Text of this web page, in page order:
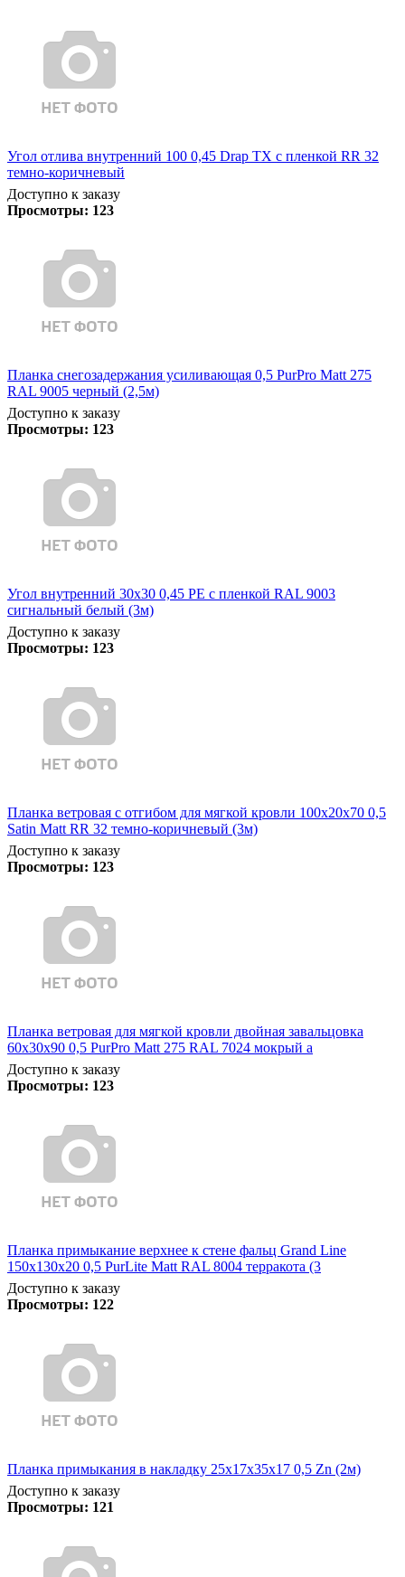
Угол отлива внутренний 100 0,45 Drap TX с пленкой RR 32
темно-коричневый
Доступно к заказу
Просмотры: 123
Планка снегозадержания усиливающая 0,5 PurPro Matt 275
RAL 9005 черный (2,5м)
Доступно к заказу
Просмотры: 123
Угол внутренний 30х30 0,45 PE с пленкой RAL 9003
сигнальный белый (3м)
Доступно к заказу
Просмотры: 123
Планка ветровая с отгибом для мягкой кровли 100х20х70 0,5
Satin Matt RR 32 темно-коричневый (3м)
Доступно к заказу
Просмотры: 123
Планка ветровая для мягкой кровли двойная завальцовка
60х30х90 0,5 PurPro Matt 275 RAL 7024 мокрый а
Доступно к заказу
Просмотры: 123
Планка примыкание верхнее к стене фальц Grand Line
150х130х20 0,5 PurLite Matt RAL 8004 терракота (3
Доступно к заказу
Просмотры: 122
Планка примыкания в накладку 25х17х35х17 0,5 Zn (2м)
Доступно к заказу
Просмотры: 121